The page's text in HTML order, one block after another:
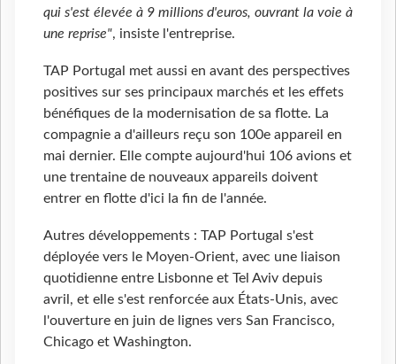
qui s'est élevée à 9 millions d'euros, ouvrant la voie à
une reprise", insiste l'entreprise.
TAP Portugal met aussi en avant des perspectives
positives sur ses principaux marchés et les effets
bénéfiques de la modernisation de sa flotte. La
compagnie a d'ailleurs reçu son 100e appareil en
mai dernier. Elle compte aujourd'hui 106 avions et
une trentaine de nouveaux appareils doivent
entrer en flotte d'ici la fin de l'année.
Autres développements : TAP Portugal s'est
déployée vers le Moyen-Orient, avec une liaison
quotidienne entre Lisbonne et Tel Aviv depuis
avril, et elle s'est renforcée aux États-Unis, avec
l'ouverture en juin de lignes vers San Francisco,
Chicago et Washington.